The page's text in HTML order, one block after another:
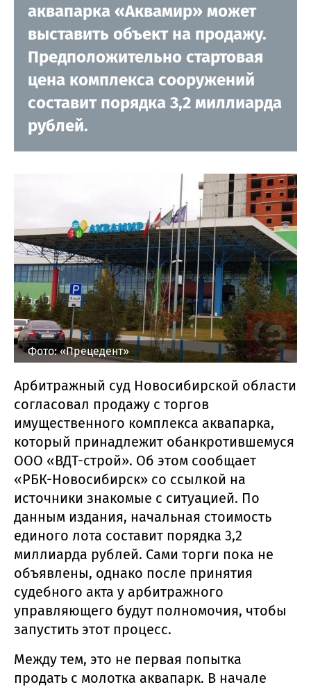
аквапарка «Аквамир» может
выставить объект на продажу.
Предположительно стартовая
цена комплекса сооружений
составит порядка 3,2 миллиарда
рублей.
Фото: «Прецедент»
Арбитражный суд Новосибирской области
согласовал продажу с торгов
имущественного комплекса аквапарка,
который принадлежит обанкротившемуся
ООО «ВДТ-строй». Об этом сообщает
«РБК-Новосибирск» со ссылкой на
источники знакомые с ситуацией. По
данным издания, начальная стоимость
единого лота составит порядка 3,2
миллиарда рублей. Сами торги пока не
объявлены, однако после принятия
судебного акта у арбитражного
управляющего будут полномочия, чтобы
запустить этот процесс.
Между тем, это не первая попытка
продать с молотка аквапарк. В начале